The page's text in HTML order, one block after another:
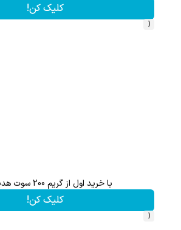
کلیک کن!
‹
با خرید اول از گریم 200 سوت هدیه بگیر
کلیک کن!
‹